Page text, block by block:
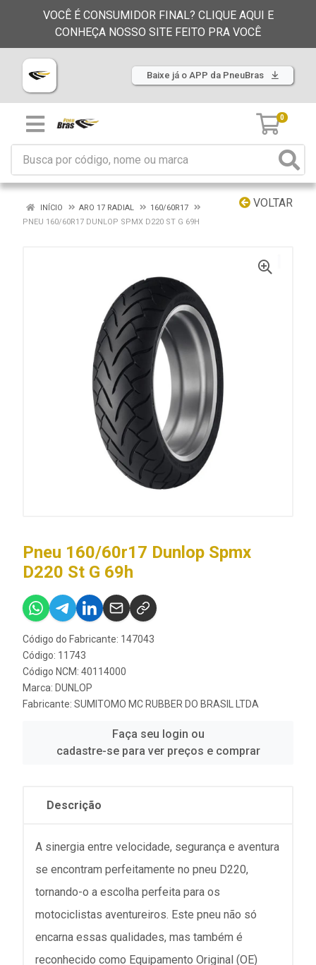
VOCÊ É CONSUMIDOR FINAL? CLIQUE AQUI E
CONHEÇA NOSSO SITE FEITO PRA VOCÊ
Baixe já o APP da PneuBras
0
VOLTAR
INÍCIO ARO 17 RADIAL
160/60R17
PNEU 160/60R17 DUNLOP SPMX D220 ST G 69H
Pneu 160/60r17 Dunlop Spmx
D220 St G 69h
Código do Fabricante: 147043
Código: 11743
Código NCM: 40114000
Marca: DUNLOP
Fabricante: SUMITOMO MC RUBBER DO BRASIL LTDA
Faça seu login ou
cadastre-se para ver preços e comprar
Descrição
A sinergia entre velocidade, segurança e aventura
se encontram perfeitamente no pneu D220,
tornando-o a escolha perfeita para os
motociclistas aventureiros. Este pneu não só
encarna essas qualidades, mas também é
reconhecido como Equipamento Original (OE)